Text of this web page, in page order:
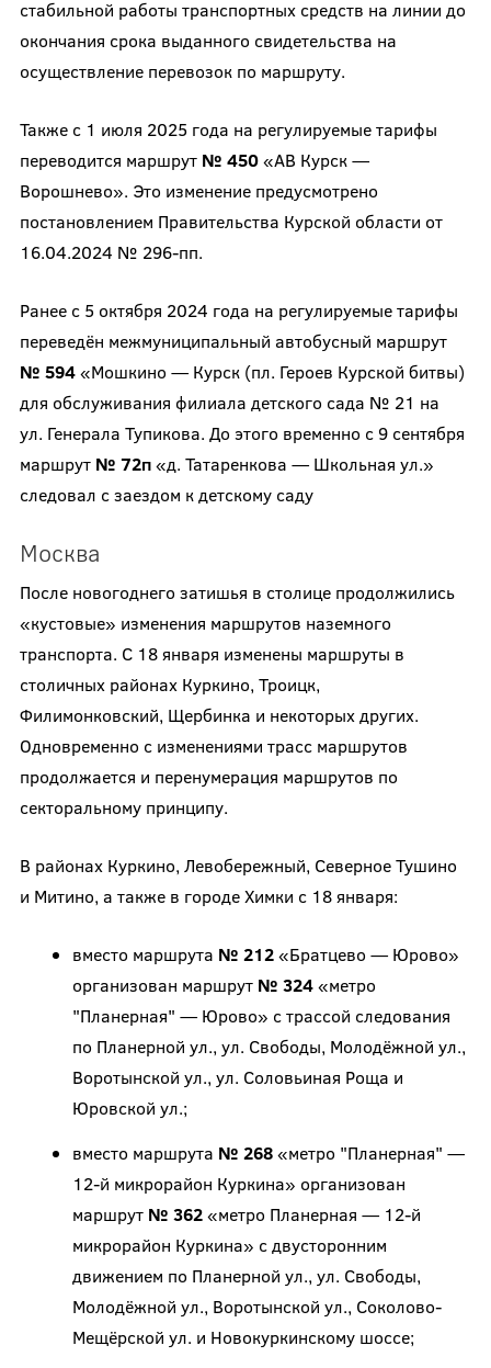
стабильной работы транспортных средств на линии до
окончания срока выданного свидетельства на
осуществление перевозок по маршруту.
Также с 1 июля 2025 года на регулируемые тарифы
переводится маршрут № 450«АВ Курск —
Ворошнево». Это изменение предусмотрено
постановлением Правительства Курской области от
16.04.2024 № 296-пп.
Ранее с 5 октября 2024 года на регулируемые тарифы
переведён межмуниципальный автобусный маршрут
№ 594«Мошкино — Курск (пл. Героев Курской битвы)
для обслуживания филиала детского сада № 21 на
ул. Генерала Тупикова. До этого временно с 9 сентября
маршрут № 72п«д. Татаренкова — Школьная ул.»
следовал с заездом к детскому саду
Москва
После новогоднего затишья в столице продолжились
«кустовые» изменения маршрутов наземного
транспорта. С 18 января изменены маршруты в
столичных районах Куркино, Троицк,
Филимонковский, Щербинка и некоторых других.
Одновременно с изменениями трасс маршрутов
продолжается и перенумерация маршрутов по
секторальному принципу.
В районах Куркино, Левобережный, Северное Тушино
и Митино, а также в городе Химки с 18 января:
вместо маршрута № 212«Братцево — Юрово»
организован маршрут № 324«метро
"Планерная" — Юрово» с трассой следования
по Планерной ул., ул. Свободы, Молодёжной ул.,
Воротынской ул., ул. Соловьиная Роща и
Юровской ул.;
вместо маршрута № 268«метро "Планерная" —
12-й микрорайон Куркина» организован
маршрут № 362«метро Планерная — 12-й
микрорайон Куркина» с двусторонним
движением по Планерной ул., ул. Свободы,
Молодёжной ул., Воротынской ул., Соколово-
Мещёрской ул. и Новокуркинскому шоссе;